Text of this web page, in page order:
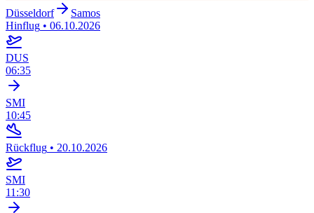
Düsseldorf
Samos
Hinflug • 06.10.2026
DUS
06:35
SMI
10:45
Rückflug • 20.10.2026
SMI
11:30